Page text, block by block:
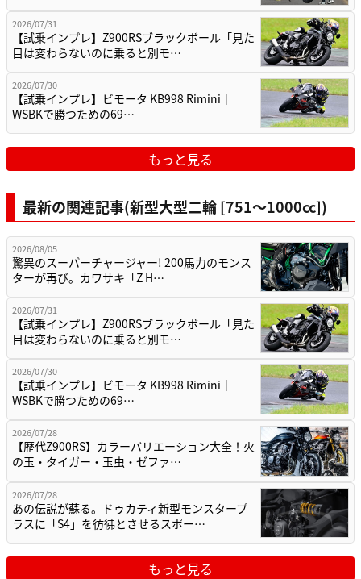
2026/07/31
【試乗インプレ】Z900RSブラックボール「見た
目は変わらないのに乗ると別モ…
2026/07/30
【試乗インプレ】ビモータ KB998 Rimini｜
WSBKで勝つための69…
もっと見る
最新の関連記事(新型大型二輪 [751〜1000cc])
2026/08/05
驚異のスーパーチャージャー! 200馬力のモンス
ターが再び。カワサキ「Z H…
2026/07/31
【試乗インプレ】Z900RSブラックボール「見た
目は変わらないのに乗ると別モ…
2026/07/30
【試乗インプレ】ビモータ KB998 Rimini｜
WSBKで勝つための69…
2026/07/28
【歴代Z900RS】カラーバリエーション大全！火
の玉・タイガー・玉虫・ゼファ…
2026/07/28
あの伝説が蘇る。ドゥカティ新型モンスタープ
ラスに「S4」を彷彿とさせるスポー…
もっと見る